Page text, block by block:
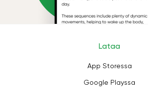
Lataa
App Storessa
Google Playssa